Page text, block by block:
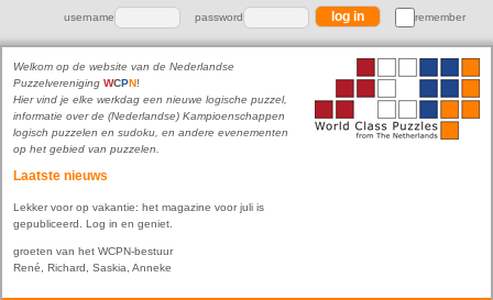
username password remember
Welkom op de website van de Nederlandse
Puzzelvereniging WCPN!
Hier vind je elke werkdag een nieuwe logische puzzel,
informatie over de (Nederlandse) Kampioenschappen
logisch puzzelen en sudoku, en andere evenementen
op het gebied van puzzelen.
Laatste nieuws
Lekker voor op vakantie: het magazine voor juli is
gepubliceerd. Log in en geniet.
groeten van het WCPN-bestuur
René, Richard, Saskia, Anneke